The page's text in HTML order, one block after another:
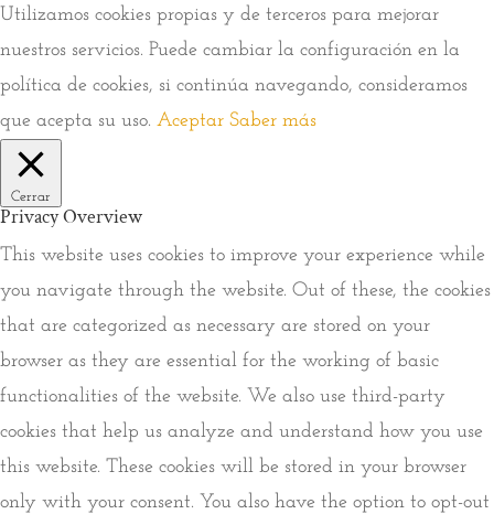
Utilizamos cookies propias y de terceros para mejorar
nuestros servicios. Puede cambiar la configuración en la
política de cookies, si continúa navegando, consideramos
que acepta su uso. Aceptar Saber más
Cerrar
Privacy Overview
This website uses cookies to improve your experience while
you navigate through the website. Out of these, the cookies
that are categorized as necessary are stored on your
browser as they are essential for the working of basic
functionalities of the website. We also use third-party
cookies that help us analyze and understand how you use
this website. These cookies will be stored in your browser
only with your consent. You also have the option to opt-out